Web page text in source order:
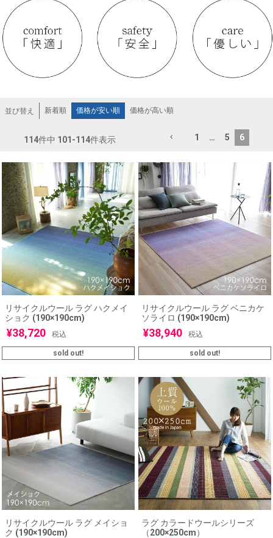
並び替え 新着順 価格が安い順 価格が高い順
114件中 101 -114件表示 1 … 5 6
リサイクルウール ラグ ハクメイ
ショク (190×190cm)
¥38,720 税込
sold out!
リサイクルウール ラグ ベニカケ
ソライロ (190×190cm)
¥38,940 税込
sold out!
リサイクルウール ラグ メイショ
ク (190×190cm)
ラグ カラードウールシリーズ
（200×250cm）